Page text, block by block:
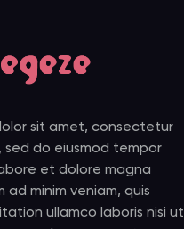
sit amet, consectetur
sed do eiusmod tempor
et dolore magna
ad minim veniam, quis
ullamco laboris nisi ut